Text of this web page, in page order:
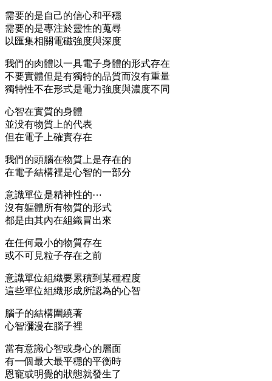
需要的是自己的信心和平穩
需要的是專注於靈性的蒐尋
以匯集相關電磁強度與深度
我們的肉體以一具電子身體的形式存在
不要實體但是有獨特的品質而沒有重量
獨特性不在形式是電力強度與濃度不同
心智在實質的身體
並没有物質上的代表
但在電子上確實存在
我們的頭腦在物質上是存在的
在電子結構裡是心智的一部分
意識單位是精神性的⋯
沒有軀體所有物質的形式
都是由其內在組織冒出來
在任何最小的物質存在
或不可見粒子存在之前
意識單位組織要累積到某種程度
這些單位組織形成所認為的心智
腦子的結構圍繞著
心智瀰漫在腦子裡
當有意識心智或身心的層面
有一個最大最平穩的平衡時
恩寵或明覺的狀態就發生了